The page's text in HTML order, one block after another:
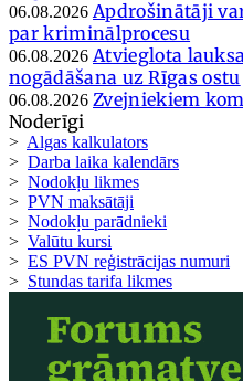
06.08.2026 Apdrošinātāji
par kriminālprocesu
06.08.2026 Atvieglota
nogādāšana uz Rīgas ostu
06.08.2026 Zvejniekiem
Noderīgi
> Algas kalkulators
> Darba laika kalendārs
> Nodokļu likmes
> PVN maksātāji
> Nodokļu parādnieki
> Valūtu kursi
> ES PVN reģistrācijas numuri
> Stundas tarifa likmes